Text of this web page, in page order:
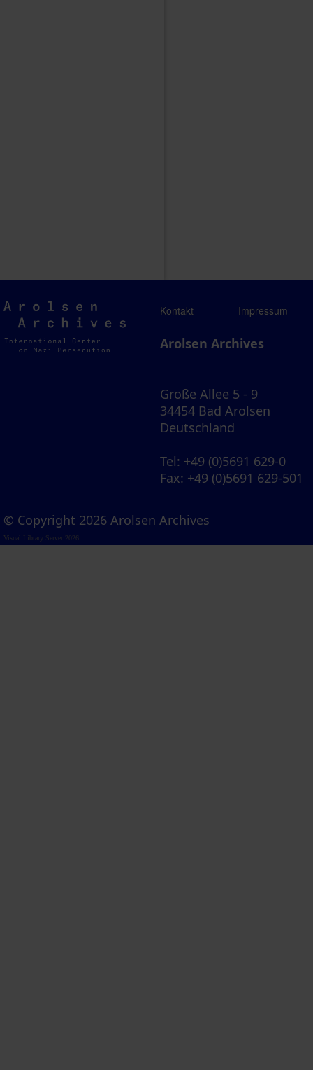
Arolsen
Archives
Kontakt Impressum
Arolsen Archives
Große Allee 5 - 9
34454 Bad Arolsen
Deutschland
Tel: +49 (0)5691 629-0
Fax: +49 (0)5691 629-501
© Copyright 2026 Arolsen Archives
Visual Library Server 2026